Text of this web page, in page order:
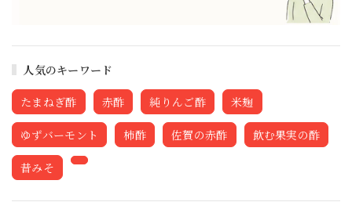
人気のキーワード
たまねぎ酢 赤酢 純りんご酢 米麹
ゆずバーモント 柿酢 佐賀の赤酢 飲む果実の酢
昔みそ